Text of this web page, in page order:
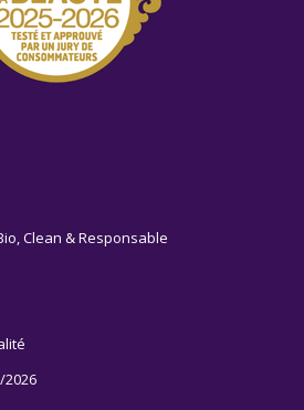
Clean & Responsable